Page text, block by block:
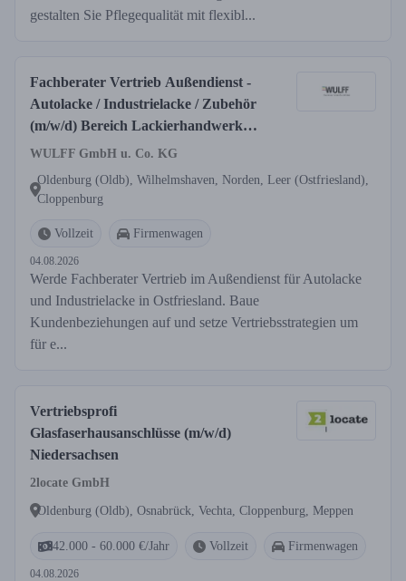
gestalten Sie Pflegequalität mit flexibl...
Fachberater Vertrieb Außendienst -
Autolacke / Industrielacke / Zubehör
(m/w/d) Bereich Lackierhandwerk
Region Ostfriesland, Oldenburger
WULFF GmbH u. Co. KG
Oldenburg (Oldb), Wilhelmshaven, Norden, Leer (Ostfriesland),
Cloppenburg
Vollzeit Firmenwagen
04.08.2026
Werde Fachberater Vertrieb im Außendienst für Autolacke
und Industrielacke in Ostfriesland. Baue
Kundenbeziehungen auf und setze Vertriebsstrategien um
für e...
Vertriebsprofi
Glasfaserhausanschlüsse (m/w/d)
Niedersachsen
2locate GmbH
Oldenburg (Oldb), Osnabrück, Vechta, Cloppenburg, Meppen
42.000 - 60.000 €/Jahr Vollzeit Firmenwagen
04.08.2026